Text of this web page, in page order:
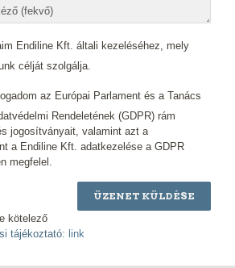
Endiline Kft. általi kezeléséhez, mely
célját szolgálja.
az Európai Parlament és a Tanács
Rendeletének (GDPR) rám
jogosítványait, valamint azt a
a Endiline Kft. adatkezelése a GDPR
megfelel.
ÜZENET KÜLDÉSE
kötelező
tájékoztató: link